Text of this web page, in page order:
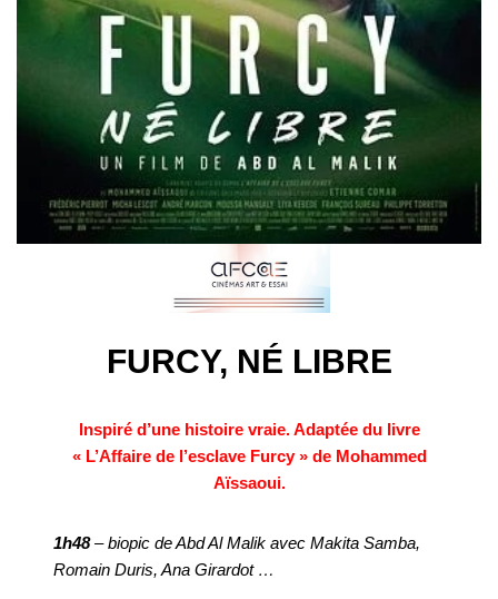
FURCY, NÉ LIBRE
Inspiré d’une histoire vraie. Adaptée du livre
« L’Affaire de l’esclave Furcy » de Mohammed
Aïssaoui.
1h48– biopic de Abd Al Malik avec Makita Samba,
Romain Duris, Ana Girardot …